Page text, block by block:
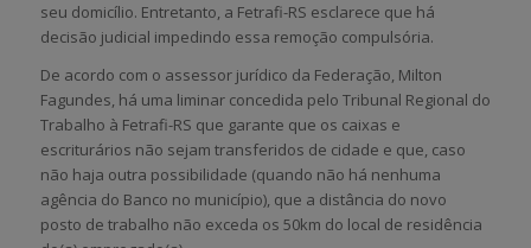
seu domicílio. Entretanto, a Fetrafi-RS esclarece que há
decisão judicial impedindo essa remoção compulsória.
De acordo com o assessor jurídico da Federação, Milton
Fagundes, há uma liminar concedida pelo Tribunal Regional do
Trabalho à Fetrafi-RS que garante que os caixas e
escriturários não sejam transferidos de cidade e que, caso
não haja outra possibilidade (quando não há nenhuma
agência do Banco no município), que a distância do novo
posto de trabalho não exceda os 50km do local de residência